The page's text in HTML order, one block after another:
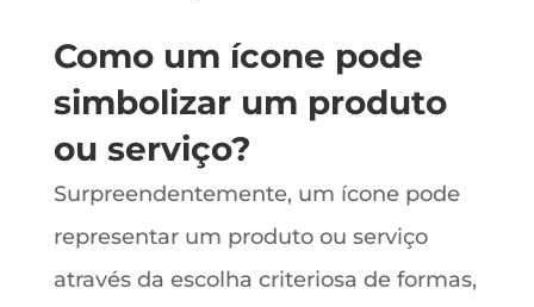
Como um ícone pode
simbolizar um produto
ou serviço?
Surpreendentemente, um ícone pode
representar um produto ou serviço
através da escolha criteriosa de formas,